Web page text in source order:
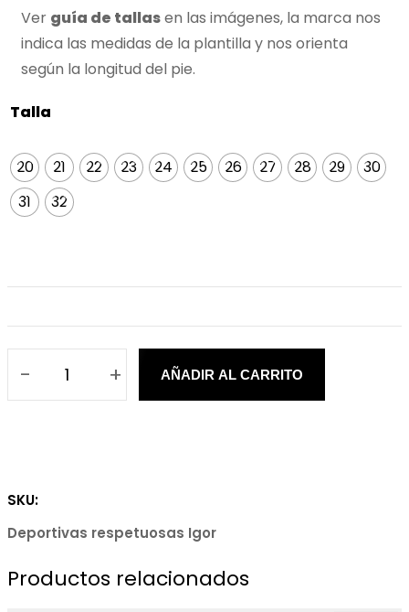
Ver guía de tallasen las imágenes, la marca nos
indica las medidas de la plantilla y nos orienta
según la longitud del pie.
Talla
20 21 22 23 24 25 26 27 28 29
30
31
32
i
a
+
- AÑADIR AL CARRITO
SKU:
Deportivas respetuosas Igor
Productos relacionados